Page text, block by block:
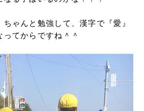
ちゃんと勉強して、漢字で『愛』
てからですね＾＾